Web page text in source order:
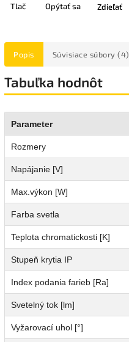
Tlač Opýtať sa Zdieľať
Popis Súvisiace súbory (4)
Tabuľka hodnôt
Parameter
Rozmery
Napájanie [V]
Max.výkon [W]
Farba svetla
Teplota chromatickosti [K]
Stupeň krytia IP
Index podania farieb [Ra]
Svetelný tok [lm]
Vyžarovací uhol [°]